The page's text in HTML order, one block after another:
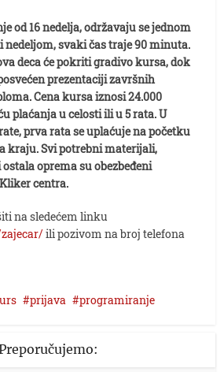
od 16 nedelja, održavaju se jednom
nedeljom, svaki čas traje 90 minuta.
deca će pokriti gradivo kursa, dok
prezentaciji završnih
Cena kursa iznosi 24.000
plaćanja u celosti ili u 5 rata.U
prva rata se uplaćuje na početku
kraju. Svi potrebni materijali,
oprema su obezbeđeni
centra.
na sledećem linku
ili pozivom na broj telefona
prijava programiranje